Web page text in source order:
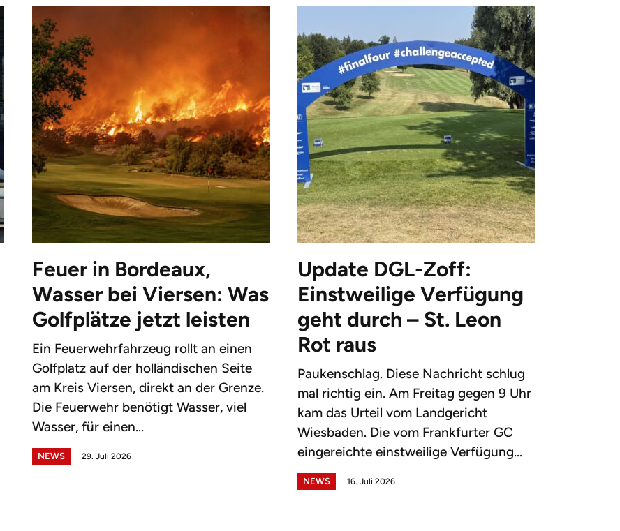
Feuer in Bordeaux,
Wasser bei Viersen: Was
Golfplätze jetzt leisten
Ein Feuerwehrfahrzeug rollt an einen
Golfplatz auf der holländischen Seite
am Kreis Viersen, direkt an der Grenze.
Die Feuerwehr benötigt Wasser, viel
Wasser, für einen...
NEWS 29. Juli 2026
Update DGL-Zoff:
Einstweilige Verfügung
geht durch – St. Leon
Rot raus
Paukenschlag. Diese Nachricht schlug
mal richtig ein. Am Freitag gegen 9 Uhr
kam das Urteil vom Landgericht
Wiesbaden. Die vom Frankfurter GC
eingereichte einstweilige Verfügung...
NEWS 16. Juli 2026